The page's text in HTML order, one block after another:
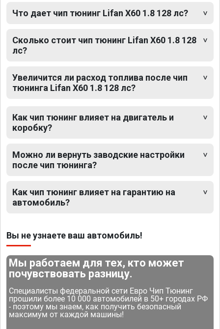
Что дает чип тюнинг Lifan X60 1.8 128 лс?
Сколько стоит чип тюнинг Lifan X60 1.8 128
лс?
Увеличится ли расход топлива после чип
тюнинга Lifan X60 1.8 128 лс?
Как чип тюнинг влияет на двигатель и
коробку?
Можно ли вернуть заводские настройки
после чип тюнинга?
Как чип тюнинг влияет на гарантию на
автомобиль?
Вы не узнаете ваш автомобиль!
Мы работаем для тех, кто может
почувствовать разницу.
Специалисты федеральной сети Евро Чип Тюнинг
прошили более 10 000 автомобилей в 50+ городах РФ
- поэтому мы знаем, как получить безопасный
максимум от каждой машины!